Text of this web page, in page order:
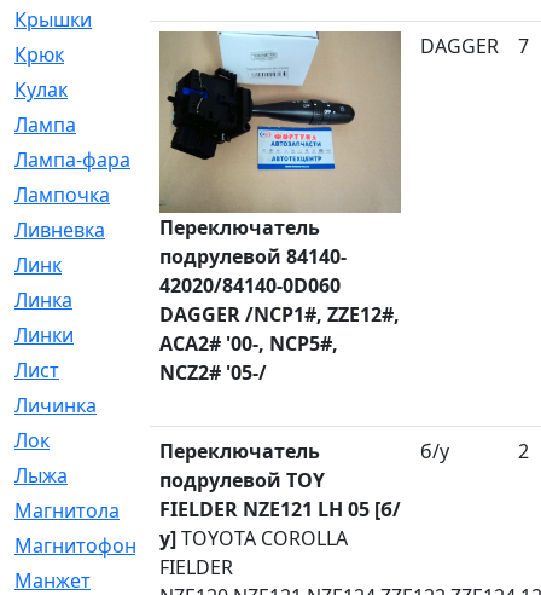
Крышки
[4]
Крюк
Кулак
[9]
Лампа
[128]
Лампа-фара
Лампочка
Ливневка
[66]
Линк
[3]
Линка
[64]
Линки
[913]
Лист
[144]
Личинка
Лок
[1]
Лыжа
[23]
Магнитола
[11]
Магнитофон
[1]
Манжет
[194]
Переключатель
подрулевой 84140-
42020/84140-0D060
DAGGER /NCP1#, ZZE12#,
ACA2# '00-, NCP5#,
NCZ2# '05-/
DAGGER 7
Переключатель
подрулевой TOY
FIELDER NZE121 LH 05 [б/
у]TOYOTA COROLLA
FIELDER
б/у 2